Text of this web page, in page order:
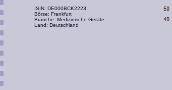
ISIN: DE000BCK2223
Börse: Frankfurt
Branche: Medizinische Geräte
Land: Deutschland